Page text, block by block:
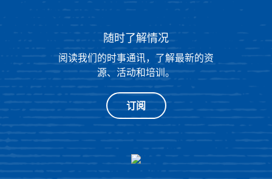
随时了解情况
阅读我们的时事通讯，了解最新的资
源、活动和培训。
订阅